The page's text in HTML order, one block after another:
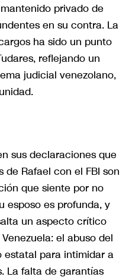
privado de
en su contra. La
ha sido un punto
reflejando un
judicial venezolano,
sus declaraciones que
de Rafael con el FBI son
que siente por no
esposo es profunda, y
un aspecto crítico
el abuso del
estatal para intimidar a
La falta de garantías